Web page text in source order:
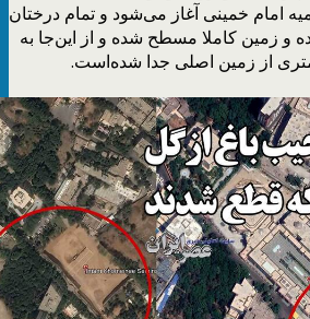
امام خمینی آغاز می‌شود و تمام درختان
و زمین کاملا مسطح شده و از این‌جا به